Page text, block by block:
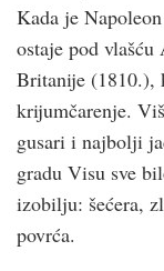
Kada je
ostaje pod
Britanije (1810.),
krijumčarenje.
gusari i najbolji
gradu Visu sve
izobilju: šećera,
povrća.